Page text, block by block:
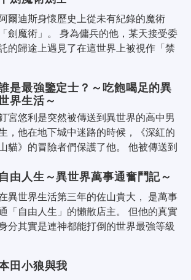
阿爾迪斯身懷歷史上從未有紀錄的魔術
「劍魔術」。 身為傭兵的他，某天接受委
的歸途上遇見了在這世界上被視作「禁
是最強鑒定士？～吃飽喝足的異
界生活～
宮悠利是突然被傳送到異世界的高中男
，他在地下城中迷路的時候，《深紅的
貓》的冒險者們保護了他。 他被傳送到
瞳】，但他卻一副無關緊要的樣子！..
自由人生～異世界萬事通奮鬥記～
異世界生活第三年的佐山貴大， 是萬事
「自由人生」的懶散店主。 但他的真實
分其實是連神都能打倒的世界最強等級
田小狼與我